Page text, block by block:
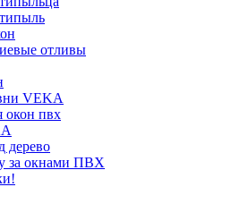
отливы
VEKA
окон пвх
дерево
за окнами ПВХ